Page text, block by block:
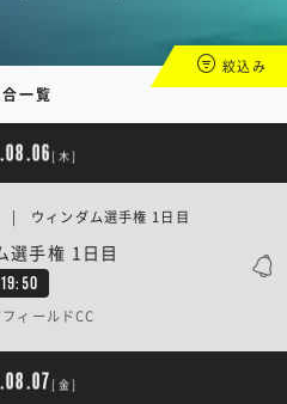
一覧
絞込み
[木]
19:50
選手権 1日目
| ウィンダム選手権 1日目
ィールドCC
[金]